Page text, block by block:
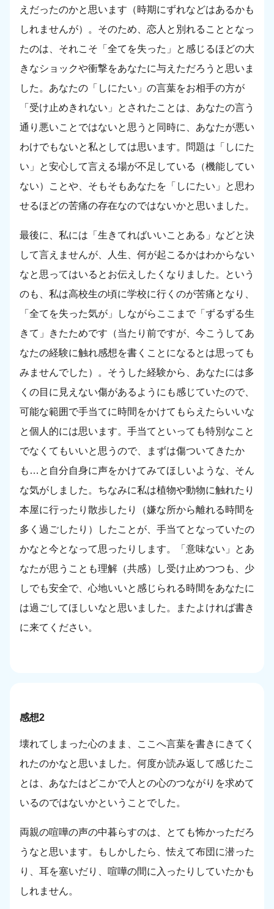
えだったのかと思います（時期にずれなどはあるかも
しれませんが）。そのため、恋人と別れることとなっ
たのは、それこそ「全てを失った」と感じるほどの大
きなショックや衝撃をあなたに与えただろうと思いま
した。あなたの「しにたい」の言葉をお相手の方が
「受け止めきれない」とされたことは、あなたの言う
通り悪いことではないと思うと同時に、あなたが悪い
わけでもないと私としては思います。問題は「しにた
い」と安心して言える場が不足している（機能してい
ない）ことや、そもそもあなたを「しにたい」と思わ
せるほどの苦痛の存在なのではないかと思いました。
最後に、私には「生きてればいいことある」などと決
して言えませんが、人生、何が起こるかはわからない
なと思ってはいるとお伝えしたくなりました。という
のも、私は高校生の頃に学校に行くのが苦痛となり、
「全てを失った気が」しながらここまで「ずるずる生
きて」きたためです（当たり前ですが、今こうしてあ
なたの経験に触れ感想を書くことになるとは思っても
みませんでした）。そうした経験から、あなたには多
くの目に見えない傷があるようにも感じていたので、
可能な範囲で手当てに時間をかけてもらえたらいいな
と個人的には思います。手当てといっても特別なこと
でなくてもいいと思うので、まずは傷ついてきたか
も…と自分自身に声をかけてみてほしいような、そん
な気がしました。ちなみに私は植物や動物に触れたり
本屋に行ったり散歩したり（嫌な所から離れる時間を
多く過ごしたり）したことが、手当てとなっていたの
かなと今となって思ったりします。「意味ない」とあ
なたが思うことも理解（共感）し受け止めつつも、少
しでも安全で、心地いいと感じられる時間をあなたに
は過ごしてほしいなと思いました。またよければ書き
に来てください。
感想2
壊れてしまった心のまま、ここへ言葉を書きにきてく
れたのかなと思いました。何度か読み返して感じたこ
とは、あなたはどこかで人との心のつながりを求めて
いるのではないかということでした。
両親の喧嘩の声の中暮らすのは、とても怖かっただろ
うなと思います。もしかしたら、怯えて布団に潜った
り、耳を塞いだり、喧嘩の間に入ったりしていたかも
しれません。